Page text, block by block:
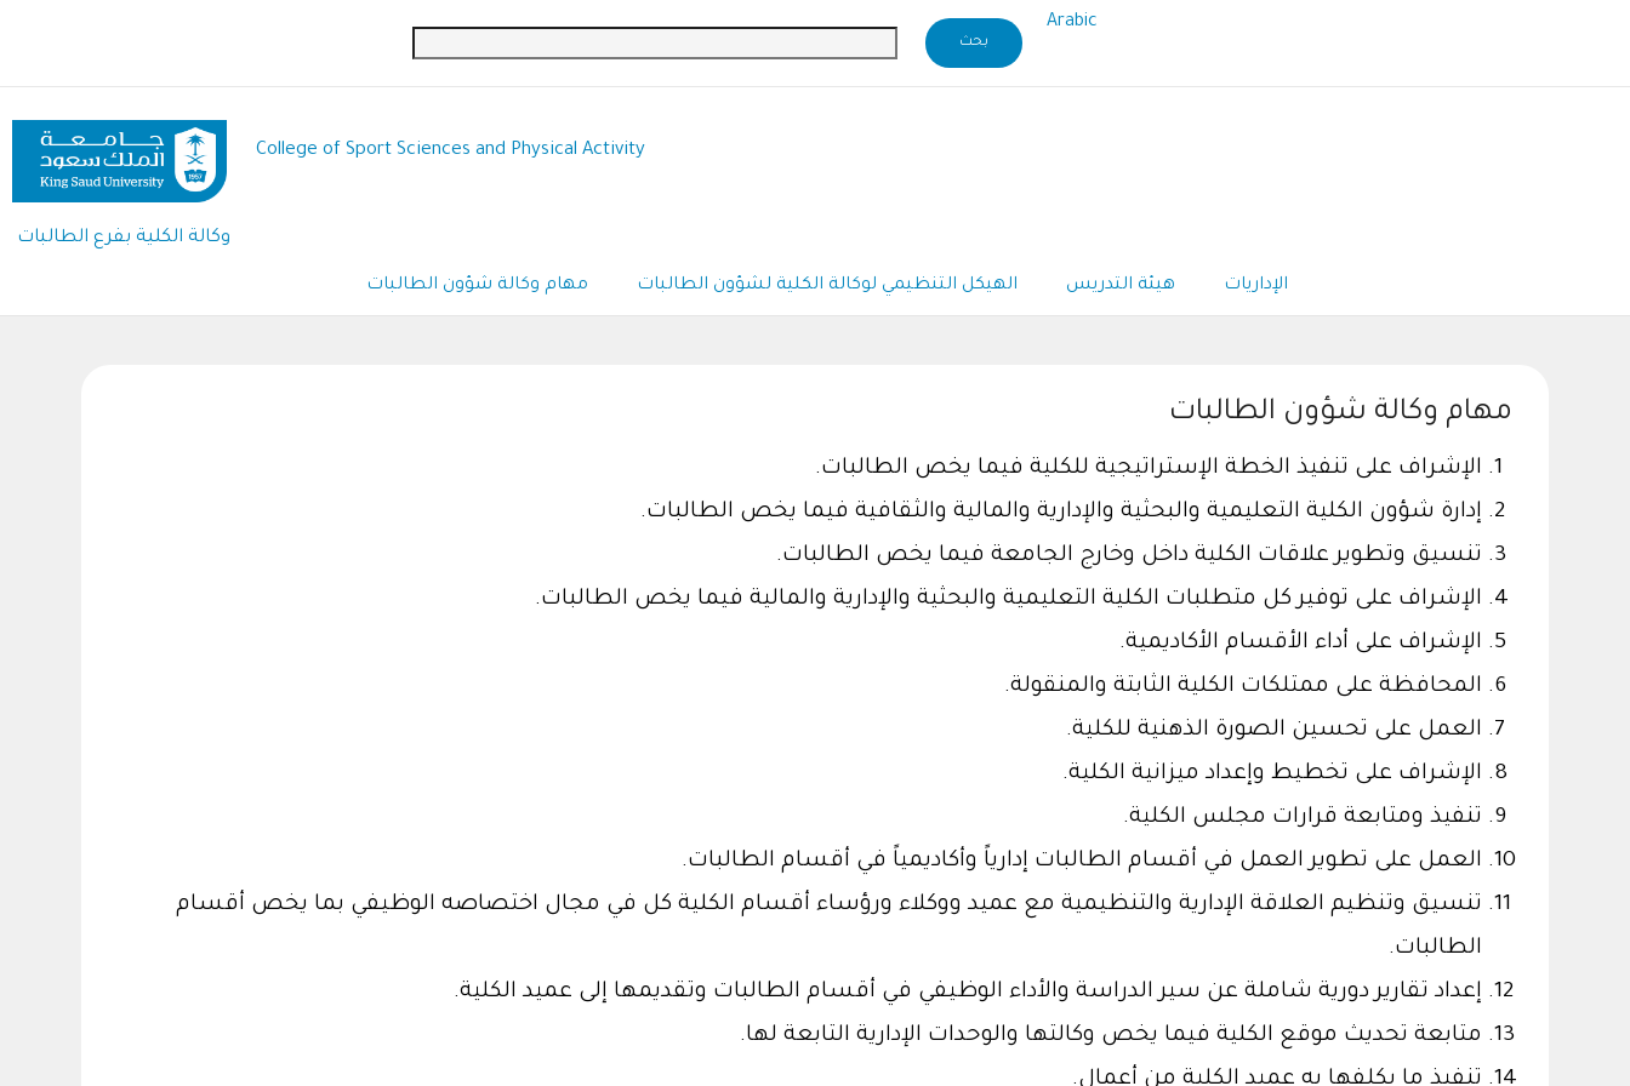
Arabic
College of Sport Sciences and Physical Activity
وكالة الكلية بفرع الطالبات
مهام وكالة شؤون الطالبات الهيكل التنظيمي لوكالة الكلية لشؤون الطالبات هيئة التدريس الإداريات
مهام وكالة شؤون الطالبات
الإشراف على تنفيذ الخطة الإستراتيجية للكلية فيما يخص الطالبات.
إدارة شؤون الكلية التعليمية والبحثية والإدارية والمالية والثقافية فيما يخص الطالبات.
تنسيق وتطوير علاقات الكلية داخل وخارج الجامعة فيما يخص الطالبات.
الإشراف على توفير كل متطلبات الكلية التعليمية والبحثية والإدارية والمالية فيما يخص الطالبات.
الإشراف على أداء الأقسام الأكاديمية.
المحافظة على ممتلكات الكلية الثابتة والمنقولة.
العمل على تحسين الصورة الذهنية للكلية.
الإشراف على تخطيط وإعداد ميزانية الكلية.
تنفيذ ومتابعة قرارات مجلس الكلية.
العمل على تطوير العمل في أقسام الطالبات إدارياً وأكاديمياً في أقسام الطالبات.
تنسيق وتنظيم العلاقة الإدارية والتنظيمية مع عميد ووكلاء ورؤساء أقسام الكلية كل في مجال اختصاصه الوظيفي بما يخص أقسام
الطالبات.
إعداد تقارير دورية شاملة عن سير الدراسة والأداء الوظيفي في أقسام الطالبات وتقديمها إلى عميد الكلية.
متابعة تحديث موقع الكلية فيما يخص وكالتها والوحدات الإدارية التابعة لها.
تنفيذ ما يكلفها به عميد الكلية من أعمال.